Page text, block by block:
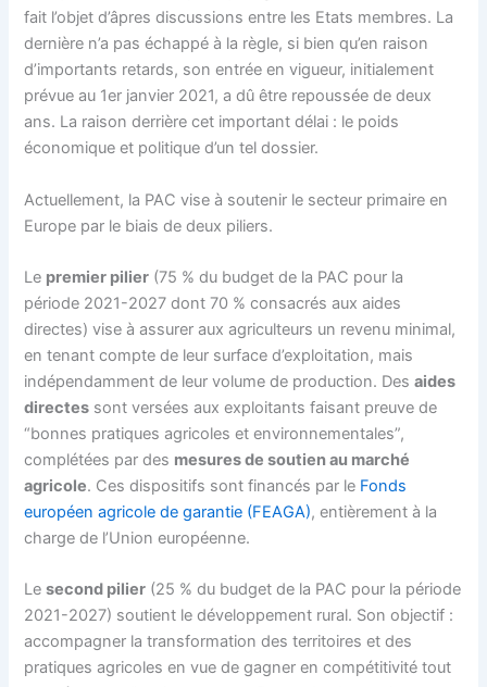
fait l’objet d’âpres discussions entre les Etats membres. La
dernière n’a pas échappé à la règle, si bien qu’en raison
d’importants retards, son entrée en vigueur, initialement
prévue au 1er janvier 2021, a dû être repoussée de deux
ans. La raison derrière cet important délai : le poids
économique et politique d’un tel dossier.
Actuellement, la PAC vise à soutenir le secteur primaire en
Europe par le biais de deux piliers.
Le premier pilier (75 % du budget de la PAC pour la
période 2021-2027 dont 70 % consacrés aux aides
directes) vise à assurer aux agriculteurs un revenu minimal,
en tenant compte de leur surface d’exploitation, mais
indépendamment de leur volume de production. Desaides
directes sont versées aux exploitants faisant preuve de
“bonnes pratiques agricoles et environnementales”,
complétées par des mesures de soutien au marché
agricole. Ces dispositifs sont financés par le Fonds
européen agricole de garantie (FEAGA), entièrement à la
charge de l’Union européenne.
Lesecond pilier (25 % du budget de la PAC pour la période
2021-2027) soutient le développement rural. Son objectif :
accompagner la transformation des territoires et des
pratiques agricoles en vue de gagner en compétitivité tout